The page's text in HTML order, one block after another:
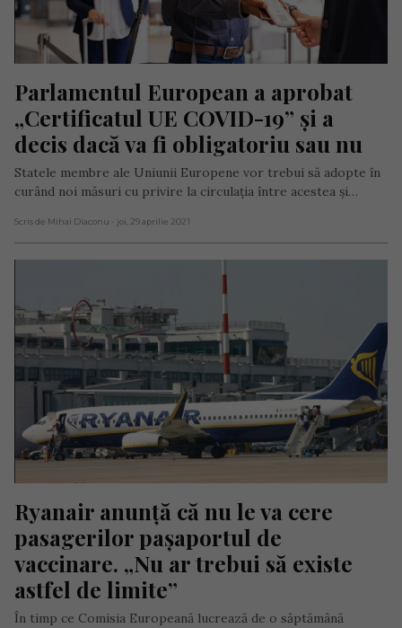
Parlamentul European a aprobat
„Certificatul UE COVID-19” și a
decis dacă va fi obligatoriu sau nu
Statele membre ale Uniunii Europene vor trebui să adopte în
curând noi măsuri cu privire la circulația între acestea și…
Scris de Mihai Diaconu - joi, 29 aprilie 2021
Ryanair anunță că nu le va cere
pasagerilor pașaportul de
vaccinare. „Nu ar trebui să existe
astfel de limite”
În timp ce Comisia Europeană lucrează de o săptămână